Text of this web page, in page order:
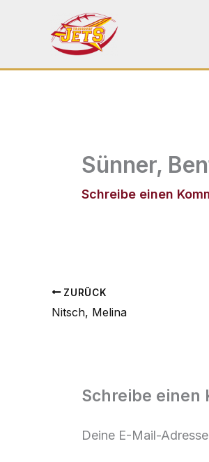
Sünner,
Schreibe einen
ZURÜCK
Nitsch, Melina
Schreibe einen
Deine E-Mail-